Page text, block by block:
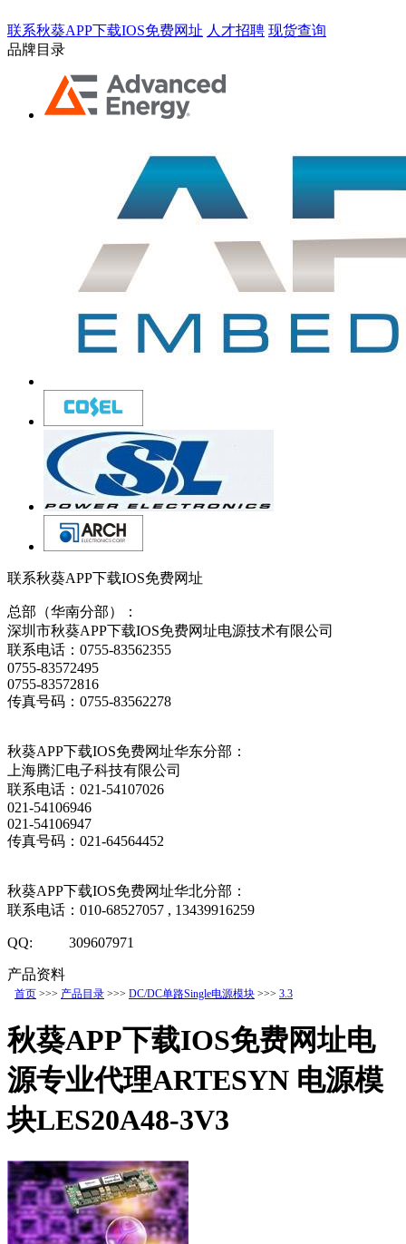
联系秋葵APP下载IOS免费网址 人才招聘 现货查询
品牌目录
联系秋葵APP下载IOS免费网址
总部（华南分部）：
深圳市秋葵APP下载IOS免费网址电源技术有限公司
联系电话：0755-83562355
0755-83572495
0755-83572816
传真号码：0755-83562278
秋葵APP下载IOS免费网址华东分部：
上海腾汇电子科技有限公司
联系电话：021-54107026
021-54106946
021-54106947
传真号码：021-64564452
秋葵APP下载IOS免费网址华北分部：
联系电话：010-68527057 , 13439916259
QQ: 309607971
产品资料
首页 >>> 产品目录 >>> DC/DC单路Single电源模块 >>> 3.3
秋葵APP下载IOS免费网址电
源专业代理ARTESYN 电源模
块LES20A48-3V3